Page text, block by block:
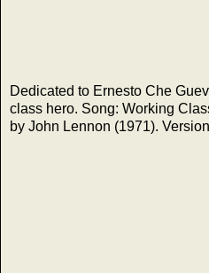
Dedicated to Ernesto Che
class hero. Song: Working
by John Lennon (1971).